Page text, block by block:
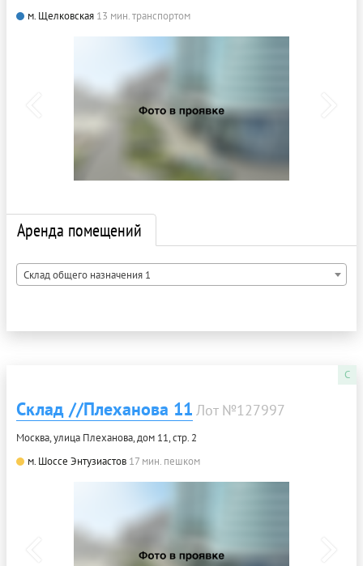
м. Щелковская 13 мин. транспортом
Аренда помещений
Склад общего назначения 1
C
Склад //Плеханова 11 Лот №127997
Москва, улица Плеханова, дом 11, стр. 2
м. Шоссе Энтузиастов 17 мин. пешком